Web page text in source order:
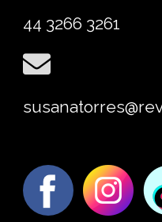
44 3266 3261